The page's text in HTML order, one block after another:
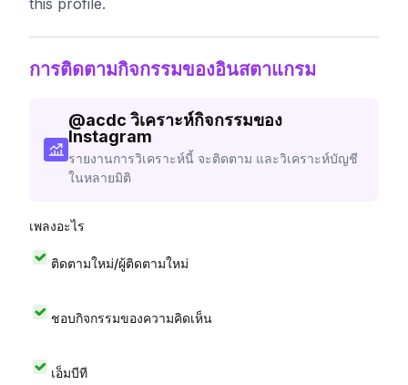
this profile.
การติดตามกิจกรรมของอินสตาแกรม
@acdc วิเคราะห์กิจกรรมของ
Instagram
รายงานการวิเคราะห์นี้ จะติดตาม และวิเคราะห์บัญชี
ในหลายมิติ
เพลงอะไร
ติดตามใหม่/ผู้ติดตามใหม่
ชอบกิจกรรมของความคิดเห็น
เอ็มบีที